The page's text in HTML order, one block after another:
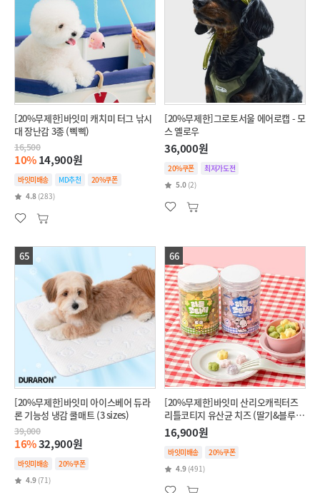
[20%무제한]바잇미 캐치미 터그 낚시
대 장난감 3종 (삑삑)
16,500
10%14,900원
바잇미배송 MD추천
20%쿠폰
4.8 (283)
[20%무제한]그로토서울 에어로캡 - 모
스 옐로우
36,000원
20%쿠폰
최저가도전
5.0 (2)
65
[20%무제한]바잇미 아이스베어 듀라
론 기능성 냉감 쿨매트 (3 sizes)
39,000
16%32,900원
바잇미배송
20%쿠폰
4.9 (71)
66
[20%무제한]바잇미 산리오캐릭터즈
리틀코티지 유산균 치즈 (딸기&블루베
리/단호박&브로콜리)
16,900원
바잇미배송
20%쿠폰
4.9 (491)